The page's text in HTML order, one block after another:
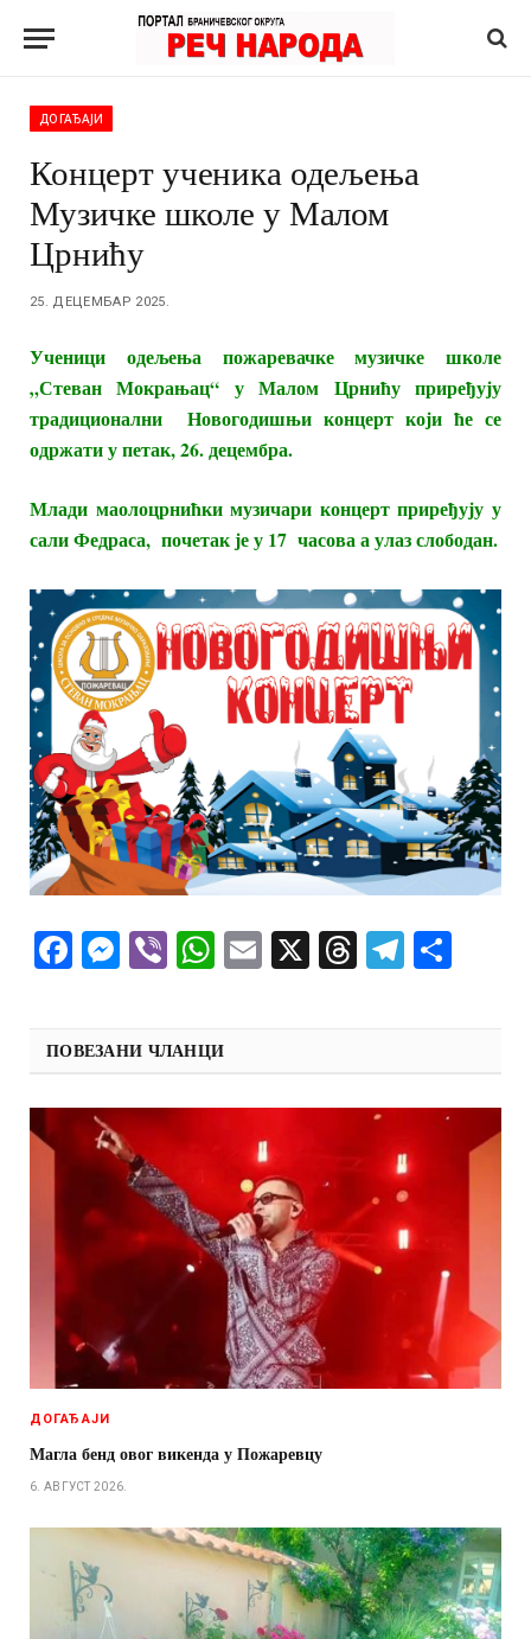
ДОГАЂАЈИ
Концерт ученика одељења
Музичке школе у Малом
Црнићу
25. ДЕЦЕМБАР 2025.
Ученици одељења пожаревачке музичке школе
„Стеван Мокрањац“ у Малом Црнићу приређују
традиционални Новогодишњи концерт који ће се
одржати у петак, 26. децембра.
Млади маолоцрнићки музичари концерт приређују у
сали Федраса, почетак је у 17 часова а улаз слободан.
Facebook
Messenger
ViberWhatsApp
Email
X Threads
ПОВЕЗАНИ ЧЛАНЦИ
ДОГАЂАЈИ
Магла бенд овог викенда у Пожаревцу
6. АВГУСТ 2026.